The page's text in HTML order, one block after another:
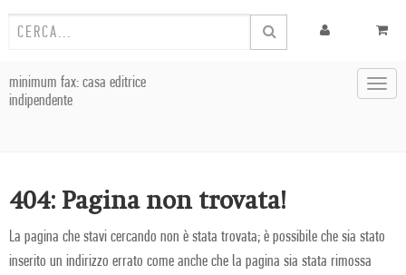
minimum fax: casa editrice
indipendente
404: Pagina non trovata!
La pagina che stavi cercando non è stata trovata; è possibile che sia stato
inserito un indirizzo errato come anche che la pagina sia stata rimossa